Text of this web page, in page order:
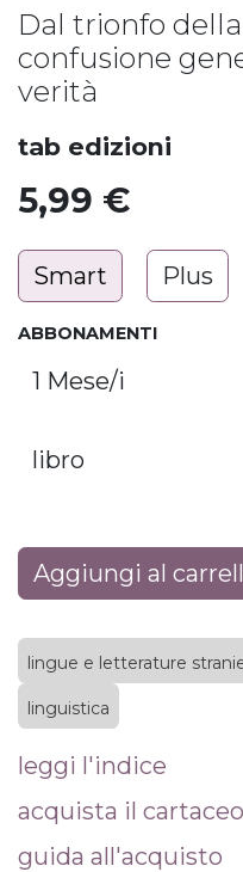
Dal trionfo
confusione
verità
tab edizioni
5,99 €
Smart Plus
ABBONAMENTI
Aggiungi al
lingue e letterature
linguistica
leggi l'indice
acquista il cartaceo
guida all'acquisto